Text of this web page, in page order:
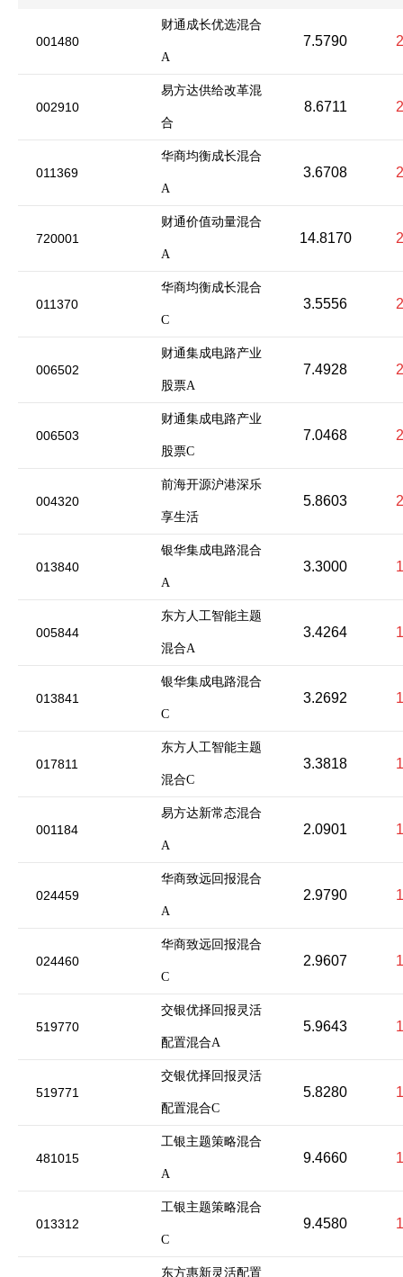
001480
财通成长优选混合
A
7.5790
002910
易方达供给改革混
合
8.6711
011369
华商均衡成长混合
A
3.6708
720001
财通价值动量混合
A
14.8170
011370
华商均衡成长混合
C
3.5556
006502
财通集成电路产业
股票A
7.4928
006503
财通集成电路产业
股票C
7.0468
004320
前海开源沪港深乐
享生活
5.8603
013840
银华集成电路混合
A
3.3000
005844
东方人工智能主题
混合A
3.4264
013841
银华集成电路混合
C
3.2692
017811
东方人工智能主题
混合C
3.3818
001184
易方达新常态混合
A
2.0901
024459
华商致远回报混合
A
2.9790
024460
华商致远回报混合
C
2.9607
519770
交银优择回报灵活
配置混合A
5.9643
519771
交银优择回报灵活
配置混合C
5.8280
481015
工银主题策略混合
A
9.4660
013312
工银主题策略混合
C
9.4580
东方惠新灵活配置